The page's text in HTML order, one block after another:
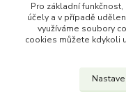
Kontaktujte nás
Tel.: + 420 777 282 683
Pro základní
účely a v případě
využíváme soubory
cookies můžete kdykoli